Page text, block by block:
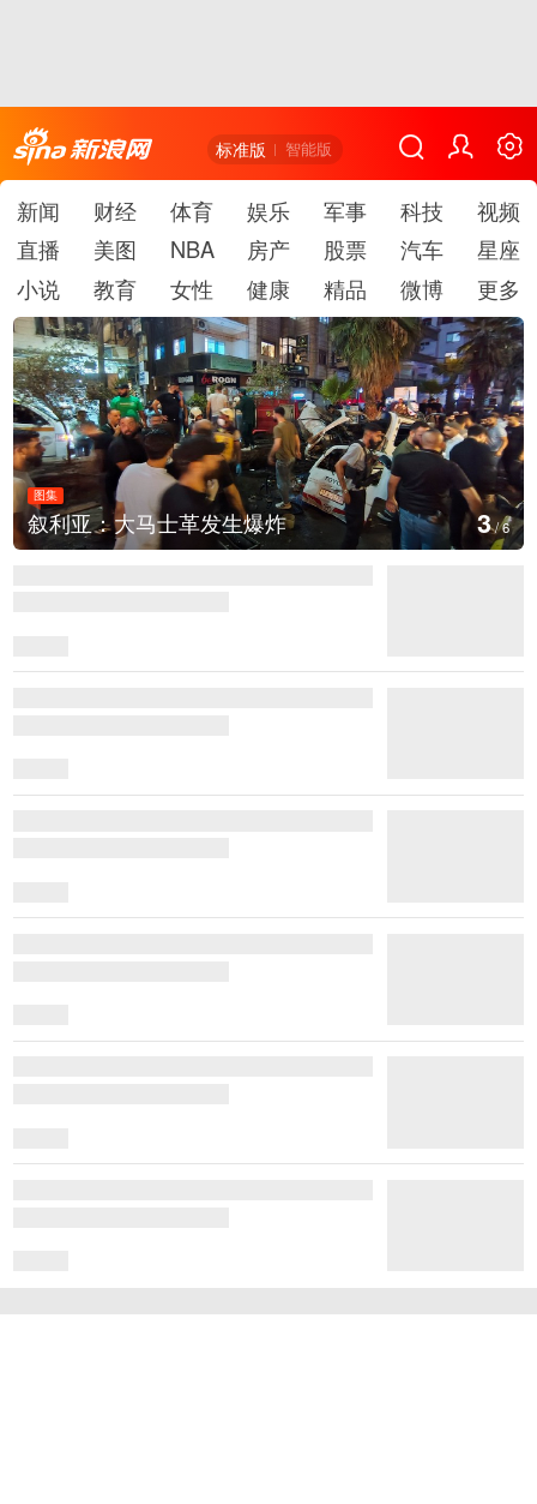
标准版 智能版
新闻 财经 体育 娱乐 军事 科技
视频
直播
美图 NBA 房产 股票 汽车
星座
小说
教育 女性 健康 精品 微博 更多
图集
云南弥勒：欢庆火把节 4/6